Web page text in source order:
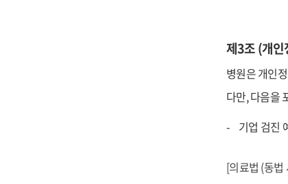
제3조 (개인
병원은 개인
다만, 다음을
기업 검진
[의료법 (동법